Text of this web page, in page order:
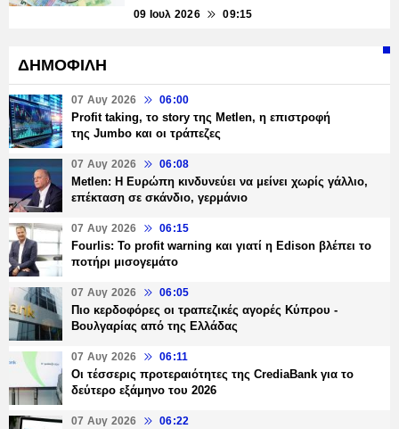
09 Ιουλ 2026 09:15
ΔΗΜΟΦΙΛΗ
07 Αυγ 2026 06:00
Profit taking, το story της Metlen, η επιστροφή
της Jumbo και οι τράπεζες
07 Αυγ 2026 06:08
Metlen: Η Ευρώπη κινδυνεύει να μείνει χωρίς γάλλιο,
επέκταση σε σκάνδιο, γερμάνιο
07 Αυγ 2026 06:15
Fourlis: Το profit warning και γιατί η Edison βλέπει το
ποτήρι μισογεμάτο
07 Αυγ 2026 06:05
Πιο κερδοφόρες οι τραπεζικές αγορές Κύπρου -
Βουλγαρίας από της Ελλάδας
07 Αυγ 2026 06:11
Οι τέσσερις προτεραιότητες της CrediaBank για το
δεύτερο εξάμηνο του 2026
07 Αυγ 2026 06:22